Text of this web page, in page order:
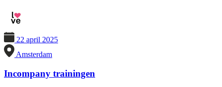
22 april 2025
Amsterdam
Incompany trainingen